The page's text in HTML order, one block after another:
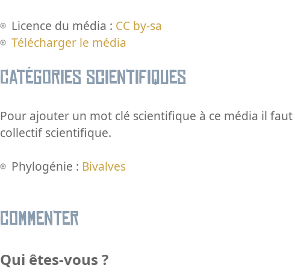
Licence du média : CC by-sa
Télécharger le média
Catégories scientifiques
Pour ajouter un mot clé scientifique à ce média il
collectif scientifique.
Phylogénie : Bivalves
Commenter
Qui êtes-vous ?